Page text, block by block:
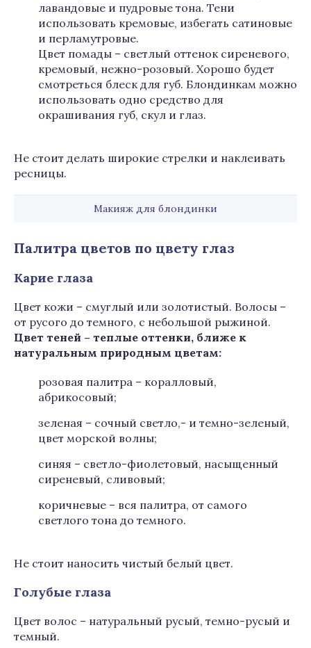
лавандовые и пудровые тона. Тени
использовать кремовые, избегать сатиновые
и перламутровые.
Цвет помады – светлый оттенок сиреневого,
кремовый, нежно-розовый. Хорошо будет
смотреться блеск для губ. Блондинкам можно
использовать одно средство для
окрашивания губ, скул и глаз.
Не стоит делать широкие стрелки и наклеивать
ресницы.
Макияж для блондинки
Палитра цветов по цвету глаз
Карие глаза
Цвет кожи – смуглый или золотистый. Волосы –
от русого до темного, с небольшой рыжиной.
Цвет теней – теплые оттенки, ближе к
натуральным природным цветам:
розовая палитра – коралловый,
абрикосовый;
зеленая – сочный светло,- и темно-зеленый,
цвет морской волны;
синяя – светло-фиолетовый, насыщенный
сиреневый, сливовый;
коричневые – вся палитра, от самого
светлого тона до темного.
Не стоит наносить чистый белый цвет.
Голубые глаза
Цвет волос – натуральный русый, темно-русый и
темный.